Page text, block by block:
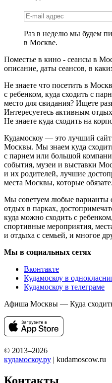
Раз в неделю мы будем
в Москве.
Поместье в кино - сеансы в
описание, даты сеансов, в
Не знаете что посетить в
с ребенком, куда сходить с
место для свидания? Ищете
Интересуетесь активным
Не знаете куда сходить на
Кудамоскоу — это лучший
Москвы. Мы знаем куда
с парнем или большой
события, музеи и выставки
и их родителей, лучшие
места Москвы, которые
Мы советуем любые
отдых в парках,
куда можно сходить с
спортивные мероприятия,
и отдыха с семьей, и многое
Мы в социальных сетях
Вконтакте
Кудамоскоу в
Кудамоскоу в телеграме
Афиша Москвы — Куда
© 2013–2026
кудамоскоу.ру | kudamoscow.ru
Контакты